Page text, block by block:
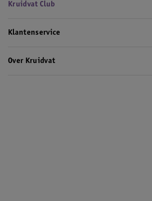
Kruidvat Club
Klantenservice
Over Kruidvat